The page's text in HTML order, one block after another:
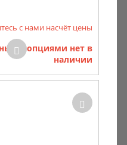
с нами насчёт цены
опциями нет в
наличии